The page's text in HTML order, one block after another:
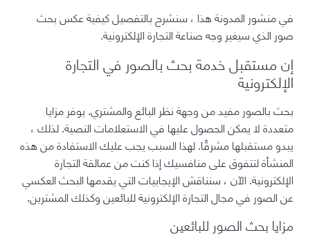
في منشور المدونة هذا ، سنشرح بالتفصيل كيفية عكس بحث
صور الذي سيغير وجه صناعة التجارة الإلكترونية.
إن مستقبل خدمة بحث بالصور في التجارة
الإلكترونية
بحث بالصور مفيد من وجهة نظر البائع والمشتري. يوفر مزايا
متعددة لا يمكن الحصول عليها في الاستعلامات النصية. لذلك ،
يبدو مستقبلها مشرقًا. لهذا السبب يجب عليك الاستفادة من هذه
المنشأة لتتفوق على منافسيك إذا كنت من عمالقة التجارة
الإلكترونية. الآن ، سنناقش الإيجابيات التي يقدمها البحث العكسي
عن الصور في مجال التجارة الإلكترونية للبائعين وكذلك المشترين.
مزايا بحث الصور للبائعين